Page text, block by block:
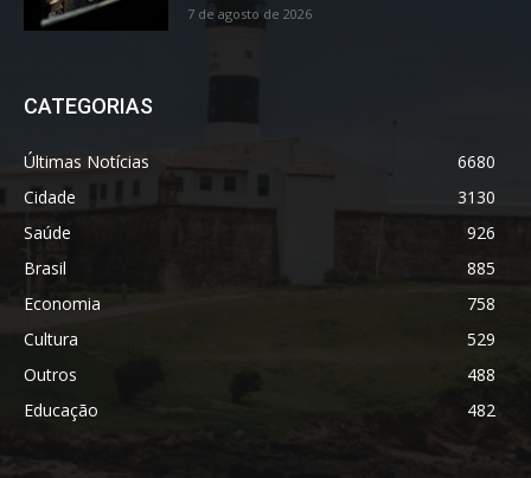
7 de agosto de 2026
CATEGORIAS
Últimas Notícias
6680
Cidade
3130
Saúde
926
Brasil
885
Economia
758
Cultura
529
Outros
488
Educação
482